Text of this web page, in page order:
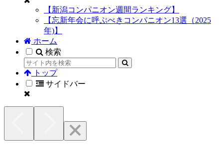
【新潟コンパニオン週間ランキング】
【忘新年会に呼ぶべきコンパニオン13選（2025
年)】
ホーム
検索
トップ
サイドバー